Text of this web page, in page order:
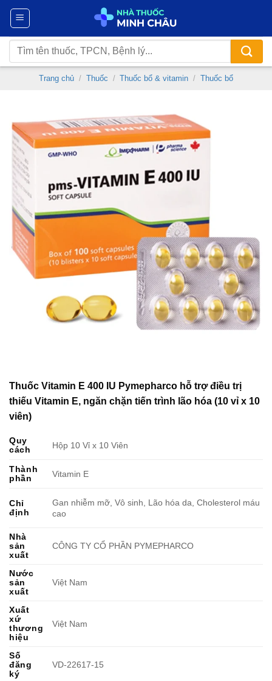
Chuyển
nội
dung
Tìm
kiếm:
Trang chủ / Thuốc / Thuốc bổ & vitamin / Thuốc bổ
Thuốc Vitamin E 400 IU Pymepharco hỗ trợ điều trị
thiếu Vitamin E, ngăn chặn tiến trình lão hóa (10 vỉ x 10
viên)
Quy
cách
Hộp 10 Vỉ x 10 Viên
Thành
phần
Vitamin E
Chỉ
định
Gan nhiễm mỡ, Vô sinh, Lão hóa da, Cholesterol máu
cao
Nhà
sản
xuất
CÔNG TY CỔ PHẦN PYMEPHARCO
Nước
sản
xuất
Việt Nam
Xuất
xứ
thương
hiệu
Việt Nam
Số
đăng
ký
VD-22617-15